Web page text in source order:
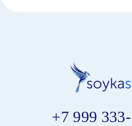
+7 999